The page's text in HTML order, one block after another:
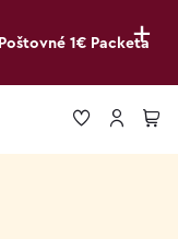
+
Poštovné 1€ Packeta